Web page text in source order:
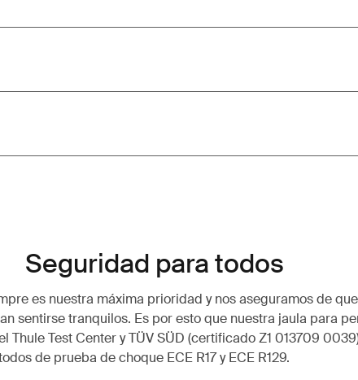
Seguridad para todos
es nuestra máxima prioridad y nos aseguramos de
sentirse tranquilos. Es por esto que nuestra jaula para
Thule Test Center y TÜV SÜD (certificado Z1 013709
de prueba de choque ECE R17 y ECE R129.